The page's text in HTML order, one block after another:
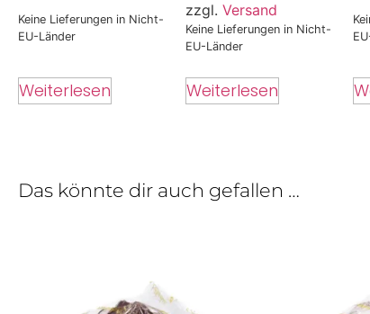
Keine Lieferungen in Nicht-
EU-Länder
Weiterlesen
zzgl. Versand
Keine Lieferungen in Nicht-
EU-Länder
Weiterlesen
Das könnte dir auch gefallen …